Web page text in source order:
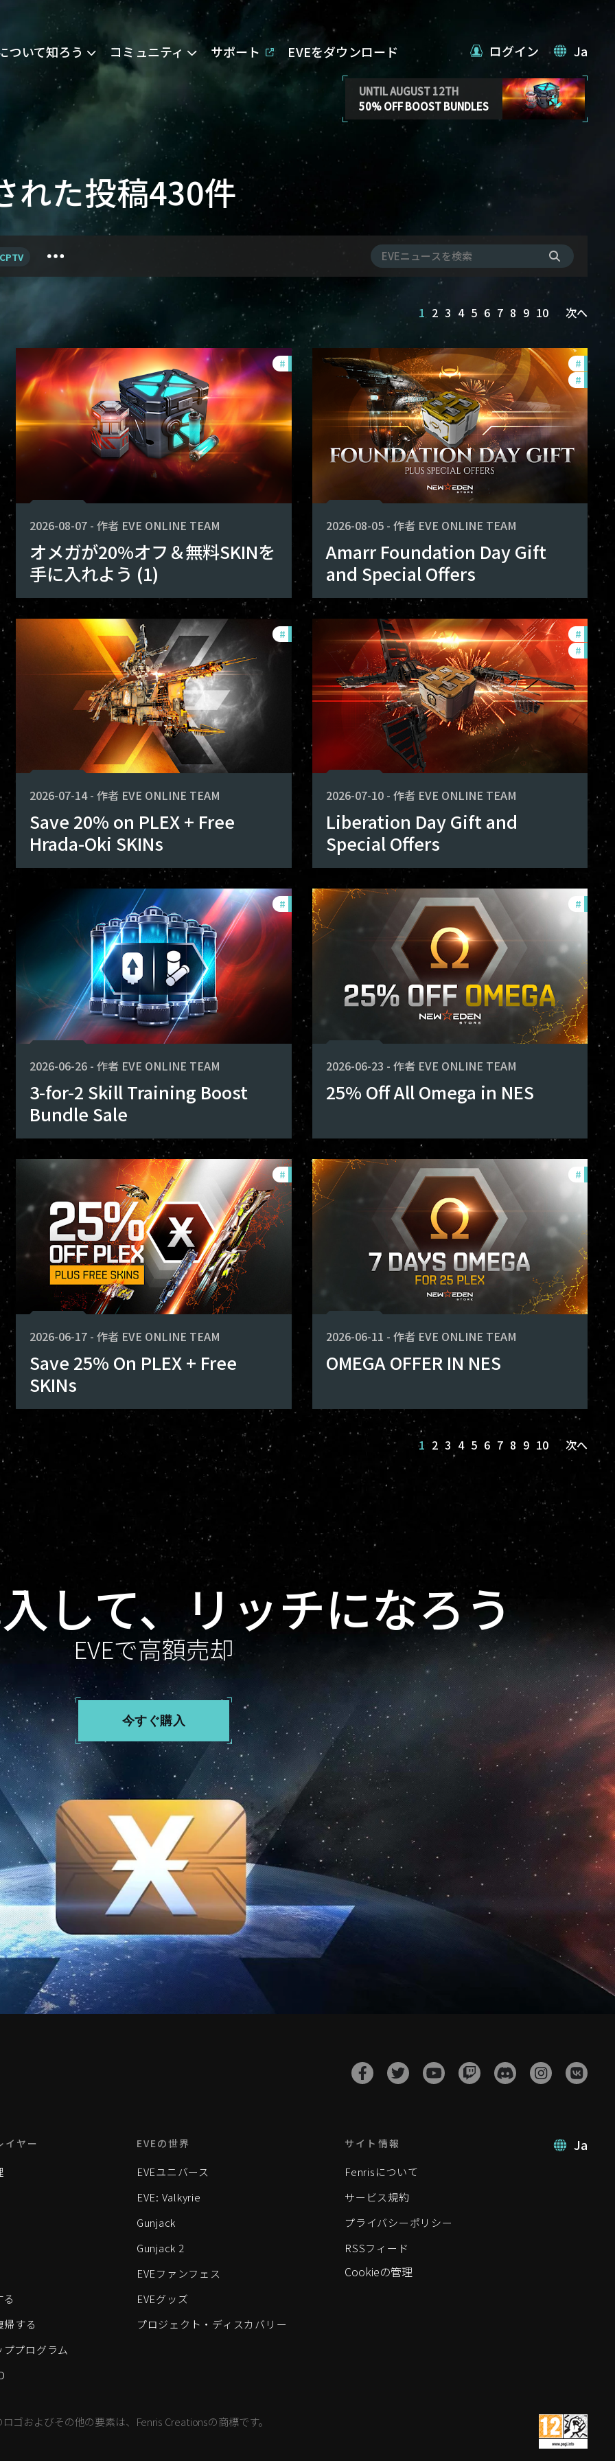
ついて知ろう コミュニティ サポート EVEをダウンロード
UNTIL AUGUST 12TH
50% OFF BOOST BUNDLES
ログイン Ja
れた投稿430件
1 2 3 4 5 6 7 8 9 10 次へ
#
2026-08-07 -作者 EVE ONLINE TEAM
オメガが20%オフ＆無料SKINを
手に入れよう (1)
# offers
#
2026-08-05 - 作者 EVE ONLINE TEAM
Amarr Foundation Day Gift
and Special Offers
# offers
2026-07-14-作者 EVE ONLINE TEAM
Save 20% on PLEX + Free
Hrada-Oki SKINs
# in-
# offers
2026-07-10 - 作者 EVE ONLINE TEAM
Liberation Day Gift and
Special Offers
#
2026-06-26 -作者 EVE ONLINE TEAM
3-for-2 Skill Training Boost
Bundle Sale
# offers
2026-06-23 - 作者 EVE ONLINE TEAM
25% Off All Omega in NES
events
# offers
2026-06-17 -作者 EVE ONLINE TEAM
Save 25% On PLEX + Free
SKINs
# offers
2026-06-11 - 作者 EVE ONLINE TEAM
OMEGA OFFER IN NES
1 2 3 4 5 6 7 8 9 10 次へ
して、リッチになろう
EVEで高額売却
今すぐ購入
Ja
イヤー
帰する
プログラム
EVEの世界
EVEユニバース
EVE: Valkyrie
Gunjack
Gunjack 2
EVEファンフェス
EVEグッズ
プロジェクト・ディスカバリー
サイト情報
Fenrisについて
サービス規約
プライバシーポリシー
RSSフィード
Cookieの管理
ゴおよびその他の要素は、Fenris Creationsの商標です。